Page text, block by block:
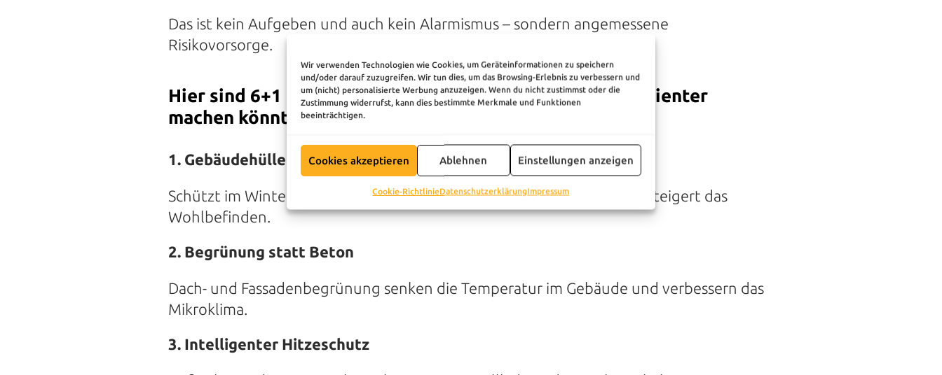
Wir verwenden Technologien wie Cookies, um Geräteinformationen zu speichern
und/oder darauf zuzugreifen. Wir tun dies, um das Browsing-Erlebnis zu verbessern und
um (nicht) personalisierte Werbung anzuzeigen. Wenn du nicht zustimmst oder die
Zustimmung widerrufst, kann dies bestimmte Merkmale und Funktionen
beeinträchtigen.
Cookies akzeptieren Ablehnen Einstellungen anzeigen
Cookie-RichtlinieDatenschutzerklärungImpressum
Das ist kein Aufgeben und auch kein Alarmismus – sondern angemessene
Risikovorsorge.
Hier sind 6+1 Maßnahmen, mit denen ihr eure Büros resilienter
machen könnt:
1. Gebäudehülle dämmen
Schützt im Winter vor Kälte, im Sommer vor Hitze – spart Energie und steigert das
Wohlbefinden.
2. Begrünung statt Beton
Dach- und Fassadenbegrünung senken die Temperatur im Gebäude und verbessern das
Mikroklima.
3. Intelligenter Hitzeschutz